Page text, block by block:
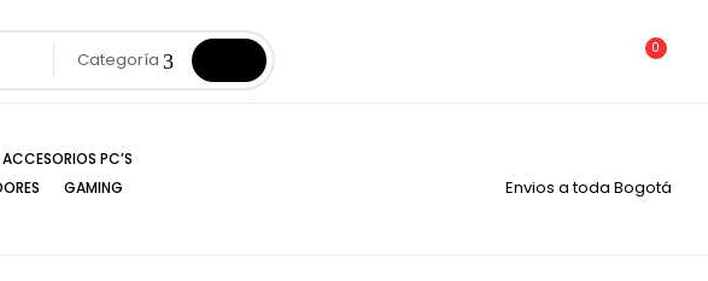
Categoría
0
ACCESORIOS PC’S
GAMING
Envios a toda Bogotá